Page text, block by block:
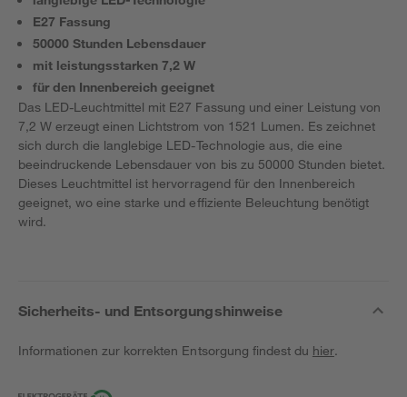
E27 Fassung
50000 Stunden Lebensdauer
mit leistungsstarken 7,2 W
für den Innenbereich geeignet
Das LED-Leuchtmittel mit E27 Fassung und einer Leistung von
7,2 W erzeugt einen Lichtstrom von 1521 Lumen. Es zeichnet
sich durch die langlebige LED-Technologie aus, die eine
beeindruckende Lebensdauer von bis zu 50000 Stunden bietet.
Dieses Leuchtmittel ist hervorragend für den Innenbereich
geeignet, wo eine starke und effiziente Beleuchtung benötigt
wird.
Sicherheits- und Entsorgungshinweise
Informationen zur korrekten Entsorgung findest du hier.